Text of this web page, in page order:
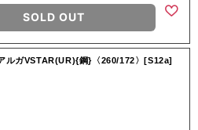
SOLD OUT
ルガVSTAR(UR){鋼}〈260/172〉[S12a]